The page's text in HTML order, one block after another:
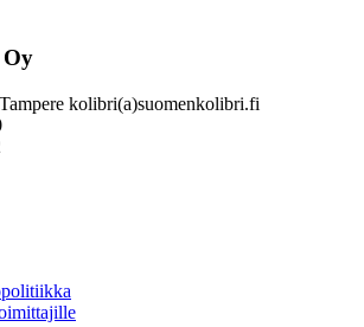
kolibri(a)suomenkolibri.fi